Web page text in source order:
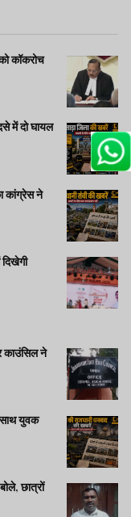
कॉकरोच
में दो घायल
कांग्रेस ने
ने
युवक